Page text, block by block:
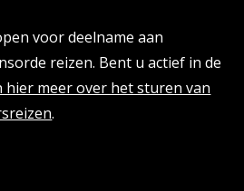
voor deelname aan
reizen. Bent u actief in de
hier meer over het sturen van
.